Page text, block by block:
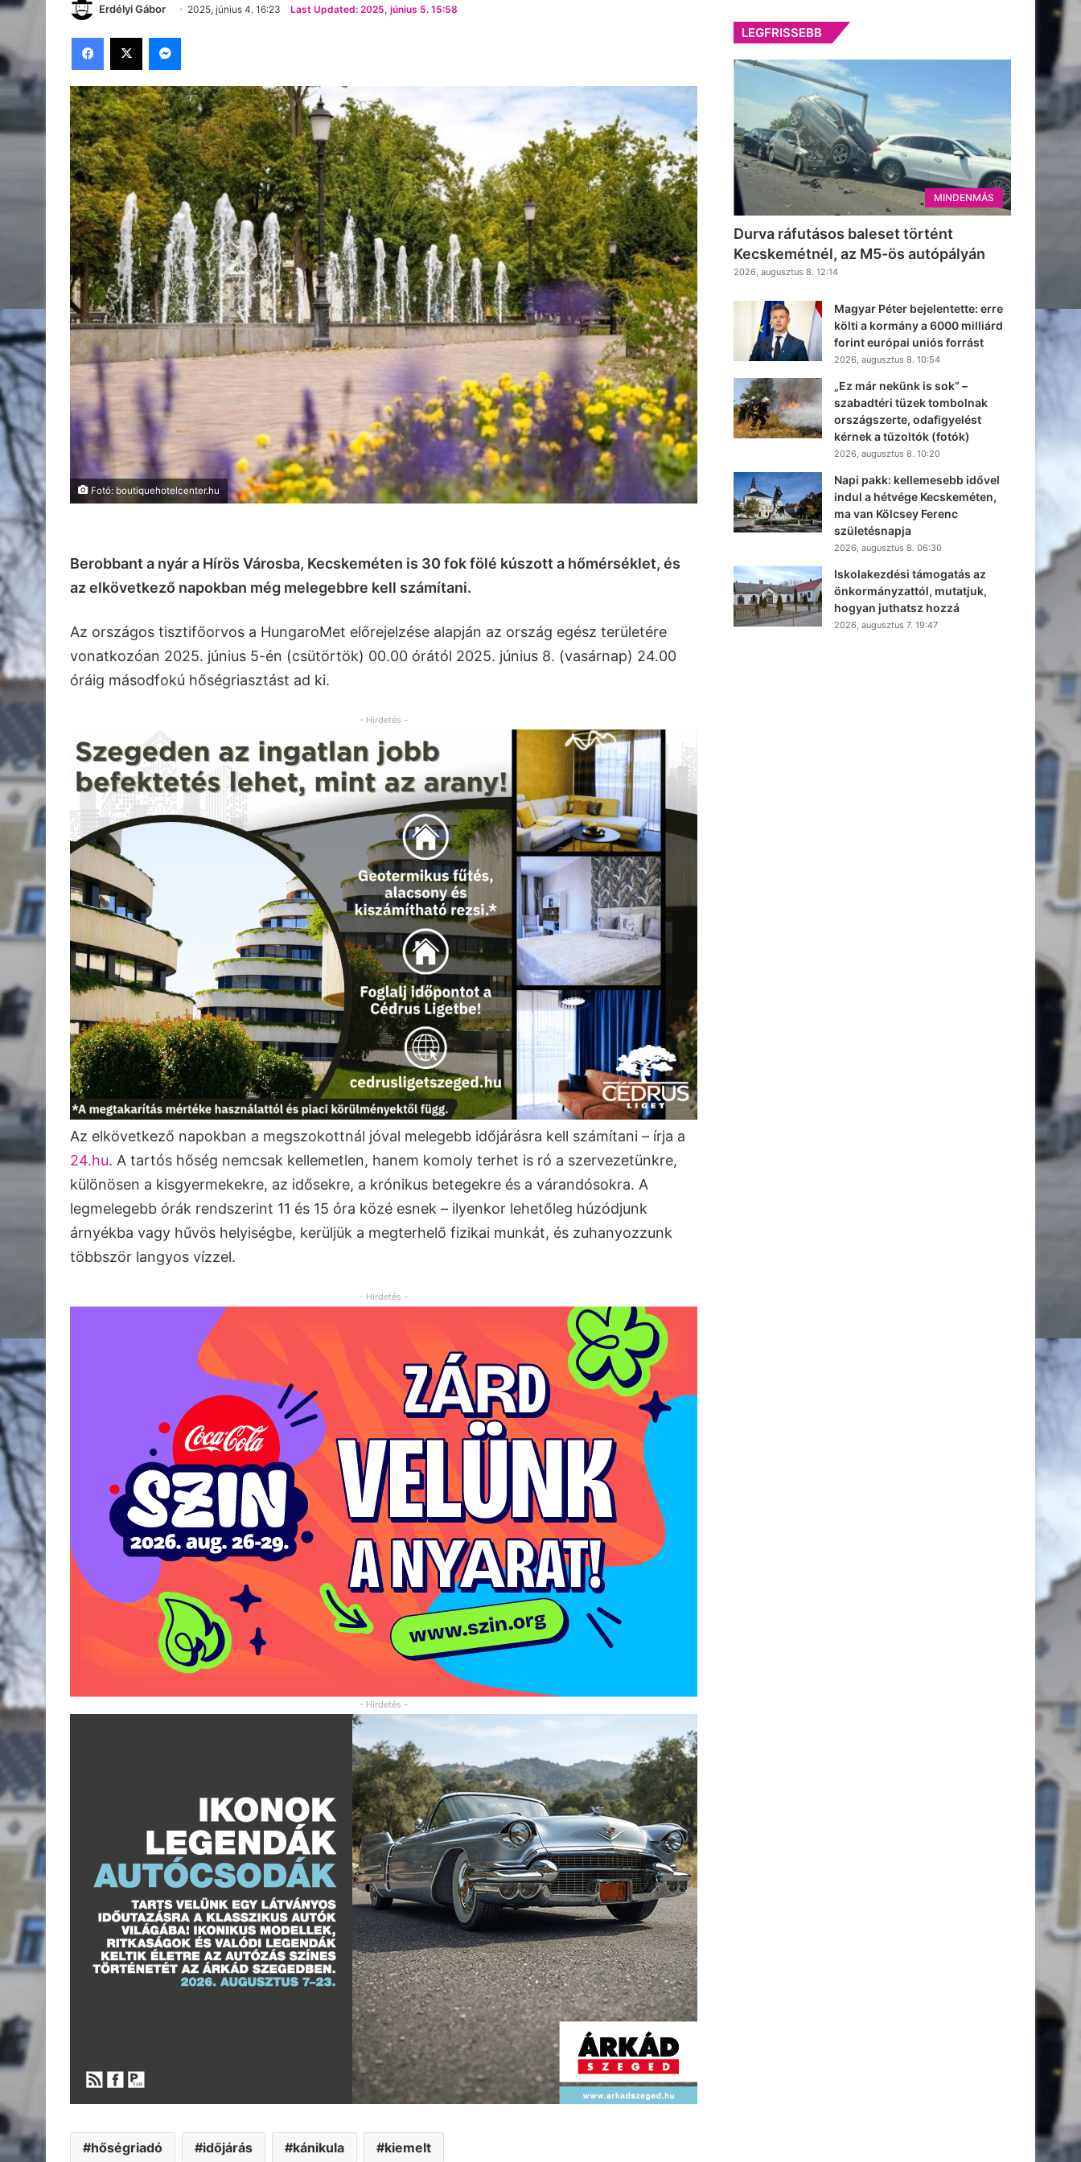
Erdélyi Gábor 2025, június 4. 16:23 Last Updated: 2025, június 5. 15:58
Facebook
X Messenger
Fotó: boutiquehotelcenter.hu
Berobbant a nyár a Hírös Városba, Kecskeméten is 30 fok fölé kúszott a hőmérséklet, és
az elkövetkező napokban még melegebbre kell számítani.
Az országos tisztifőorvos a HungaroMet előrejelzése alapján az ország egész területére
vonatkozóan 2025. június 5-én (csütörtök) 00.00 órától 2025. június 8. (vasárnap) 24.00
óráig másodfokú hőségriasztást ad ki.
- Hirdetés -
Az elkövetkező napokban a megszokottnál jóval melegebb időjárásra kell számítani – írja a
24.hu. A tartós hőség nemcsak kellemetlen, hanem komoly terhet is ró a szervezetünkre,
különösen a kisgyermekekre, az idősekre, a krónikus betegekre és a várandósokra. A
legmelegebb órák rendszerint 11 és 15 óra közé esnek – ilyenkor lehetőleg húzódjunk
árnyékba vagy hűvös helyiségbe, kerüljük a megterhelő fizikai munkát, és zuhanyozzunk
többször langyos vízzel.
- Hirdetés -
- Hirdetés -
hőségriadó időjárás kánikula kiemelt
LEGFRISSEBB
MINDENMÁS
Durva ráfutásos baleset történt
Kecskemétnél, az M5-ös autópályán
2026, augusztus 8. 12:14
Magyar Péter bejelentette: erre
költi a kormány a 6000 milliárd
forint európai uniós forrást
2026, augusztus 8. 10:54
„Ez már nekünk is sok” –
szabadtéri tüzek tombolnak
országszerte, odafigyelést
kérnek a tűzoltók (fotók)
2026, augusztus 8. 10:20
Napi pakk: kellemesebb idővel
indul a hétvége Kecskeméten,
ma van Kölcsey Ferenc
születésnapja
2026, augusztus 8. 06:30
Iskolakezdési támogatás az
önkormányzattól, mutatjuk,
hogyan juthatsz hozzá
2026, augusztus 7. 19:47